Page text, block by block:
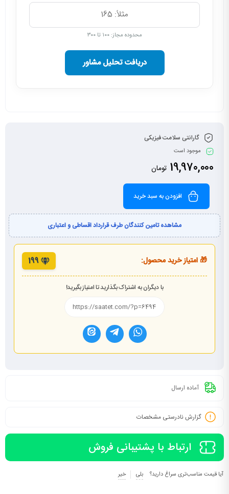
محدوده مجاز: ۱۰۰ تا ۳۰۰
دریافت تحلیل مشاور
گارانتی سلامت فیزیکی
موجود است
19,970,000 تومان
افزودن به سبد خرید
مشاهده تامین کنندگان طرف قرارداد اقساطی و اعتباری
🎁 امتیاز خرید محصول: 199
با دیگران به اشتراک بگذارید تا امتیاز بگیرید!
آماده ارسال
گزارش نادرستی مشخصات
ارتباط با پشتیبانی فروش
آیا قیمت مناسب‌تری سراغ دارید؟ بلی خیر